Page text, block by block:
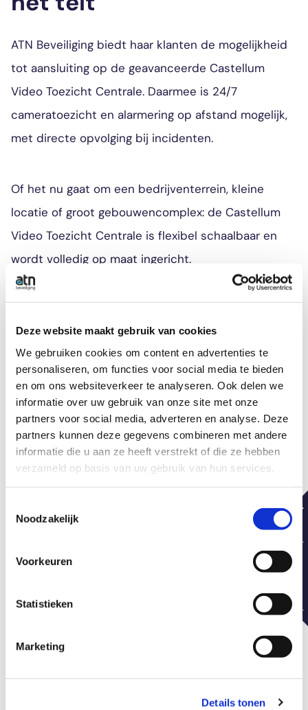
Deze website maakt gebruik van cookies
We gebruiken cookies om content en advertenties te
personaliseren, om functies voor social media te bieden
en om ons websiteverkeer te analyseren. Ook delen we
informatie over uw gebruik van onze site met onze
partners voor social media, adverteren en analyse. Deze
partners kunnen deze gegevens combineren met andere
informatie die u aan ze heeft verstrekt of die ze hebben
verzameld op basis van uw gebruik van hun services.
Noodzakelijk
Voorkeuren
Statistieken
Marketing
Details tonen
ATN Beveiliging biedt haar klanten de mogelijkheid
tot aansluiting op de geavanceerde Castellum
Video Toezicht Centrale. Daarmee is 24/7
cameratoezicht en alarmering op afstand mogelijk,
met directe opvolging bij incidenten.
Of het nu gaat om een bedrijventerrein, kleine
locatie of groot gebouwencomplex: de Castellum
Video Toezicht Centrale is flexibel schaalbaar en
wordt volledig op maat ingericht.
Advies nodig?
Ben je benieuwd naar wat de Video Toezicht
Centrale voor jouw situatie kan betekenen? Of wil
je meer informatie over de dienst of de aansluiting
ervan? Neem vrijblijvend contact met ons op. We
Neem contact op